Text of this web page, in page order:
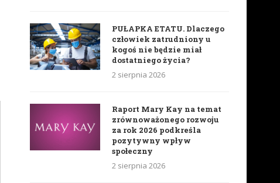
PUŁAPKA ETATU. Dlaczego
człowiek zatrudniony u
kogoś nie będzie miał
dostatniego życia?
2 sierpnia 2026
Raport Mary Kay na temat
zrównoważonego rozwoju
za rok 2026 podkreśla
pozytywny wpływ
społeczny
2 sierpnia 2026